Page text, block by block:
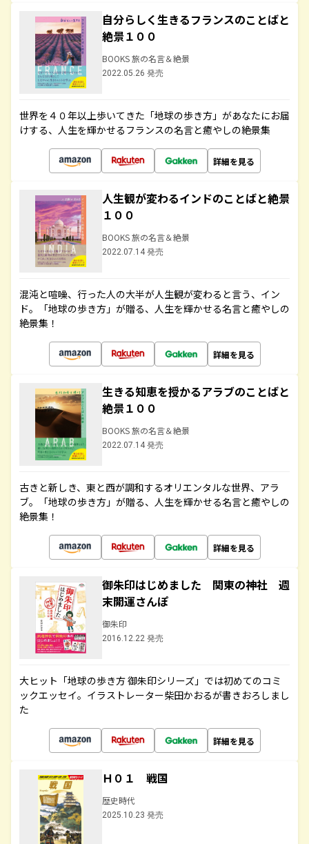
自分らしく生きるフランスのことばと
絶景１００
BOOKS 旅の名言＆絶景
2022.05.26 発売
世界を４０年以上歩いてきた「地球の歩き方」があなたにお届
けする、人生を輝かせるフランスの名言と癒やしの絶景集
詳細を見る
人生観が変わるインドのことばと絶景
１００
BOOKS 旅の名言＆絶景
2022.07.14 発売
混沌と喧噪、行った人の大半が人生観が変わると言う、イン
ド。「地球の歩き方」が贈る、人生を輝かせる名言と癒やしの
絶景集！
詳細を見る
生きる知恵を授かるアラブのことばと
絶景１００
BOOKS 旅の名言＆絶景
2022.07.14 発売
古きと新しき、東と西が調和するオリエンタルな世界、アラ
ブ。「地球の歩き方」が贈る、人生を輝かせる名言と癒やしの
絶景集！
詳細を見る
御朱印はじめました 関東の神社 週
末開運さんぽ
御朱印
2016.12.22 発売
大ヒット「地球の歩き方 御朱印シリーズ」では初めてのコミ
ックエッセイ。イラストレーター柴田かおるが書きおろしまし
た
詳細を見る
Ｈ０１ 戦国
歴史時代
2025.10.23 発売